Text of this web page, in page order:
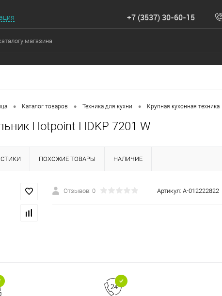
+7 (3537) 30-60-15
• Каталог товаров • Техника для кухни • Крупная кухонная техника
Hotpoint HDKP 7201 W
ПОХОЖИЕ ТОВАРЫ НАЛИЧИЕ
Отзывов: 0 Артикул: А-012222822